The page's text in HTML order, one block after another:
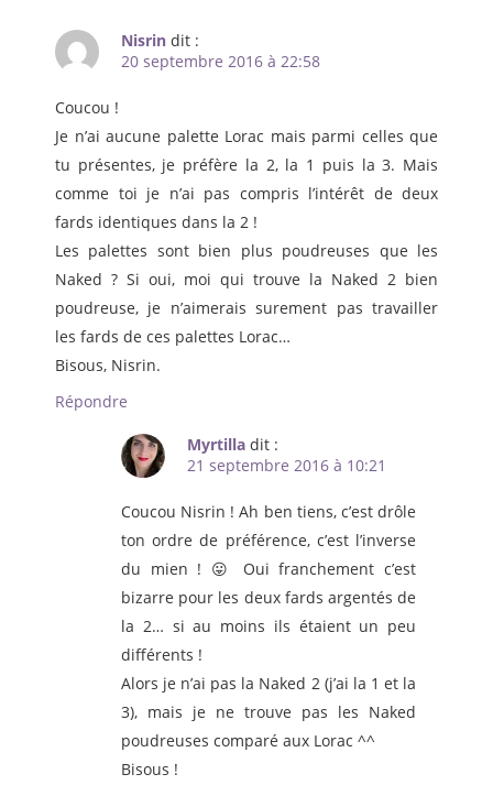
Nisrin dit :
20 septembre 2016 à 22:58
Coucou !
Je n’ai aucune palette Lorac mais parmi celles que
tu présentes, je préfère la 2, la 1 puis la 3. Mais
comme toi je n’ai pas compris l’intérêt de deux
fards identiques dans la 2 !
Les palettes sont bien plus poudreuses que les
Naked ? Si oui, moi qui trouve la Naked 2 bien
poudreuse, je n’aimerais surement pas travailler
les fards de ces palettes Lorac…
Bisous, Nisrin.
Répondre
Myrtilla dit :
21 septembre 2016 à 10:21
Coucou Nisrin ! Ah ben tiens, c’est drôle
ton ordre de préférence, c’est l’inverse
du mien ! 😛 Oui franchement c’est
bizarre pour les deux fards argentés de
la 2… si au moins ils étaient un peu
différents !
Alors je n’ai pas la Naked 2 (j’ai la 1 et la
3), mais je ne trouve pas les Naked
poudreuses comparé aux Lorac ^^
Bisous !